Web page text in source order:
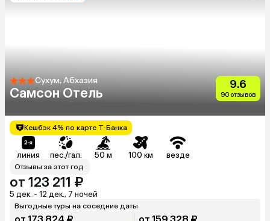
Сухум, Абхазия
Самсон Отель
9.6
90 отзывов
Кешбэк 4% по карте Т-Банка
линия пес./гал. 50 м 100 км везде
Отзывы за этот год
от 123 211 ₽
5 дек. - 12 дек., 7 ночей
Выгодные туры на соседние даты